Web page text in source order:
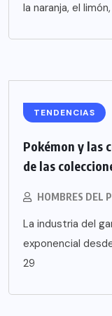
la naranja, el limón,
TENDENCIAS
Pokémon y las
de las
HOMBRES DEL
La industria del
exponencial
29